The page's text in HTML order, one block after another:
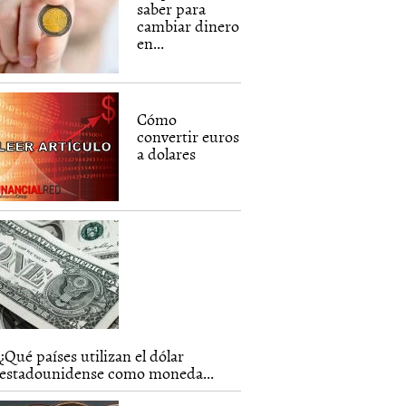
saber para
cambiar dinero
en...
Cómo
convertir euros
a dolares
¿Qué países utilizan el dólar
estadounidense como moneda...